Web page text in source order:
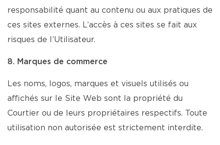
responsabilité quant au contenu ou aux pratiques de
ces sites externes. L’accès à ces sites se fait aux
risques de l’Utilisateur.
8. Marques de commerce
Les noms, logos, marques et visuels utilisés ou
affichés sur le Site Web sont la propriété du
Courtier ou de leurs propriétaires respectifs. Toute
utilisation non autorisée est strictement interdite.